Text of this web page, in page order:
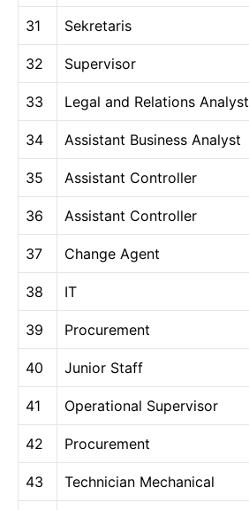
31 Sekretaris
32 Supervisor
33 Legal and Relations Analyst
34 Assistant Business Analyst
35 Assistant Controller
36 Assistant Controller
37 Change Agent
38 IT
39 Procurement
40 Junior Staff
41 Operational Supervisor
42 Procurement
43 Technician Mechanical